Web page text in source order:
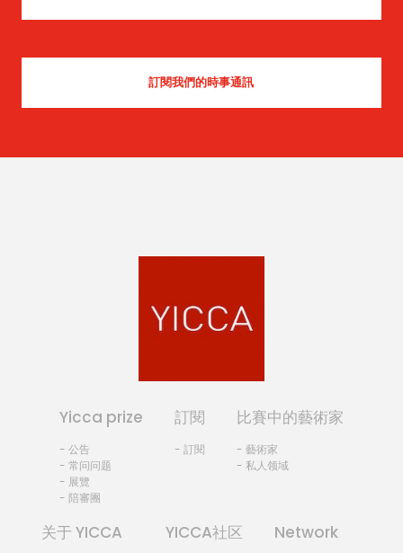
Yicca prize
- 公告
- 常问问题
- 展覽
- 陪審團
訂閱
- 訂閱
比賽中的藝術家
- 藝術家
- 私人领域
关于 YICCA YICCA社区 Network